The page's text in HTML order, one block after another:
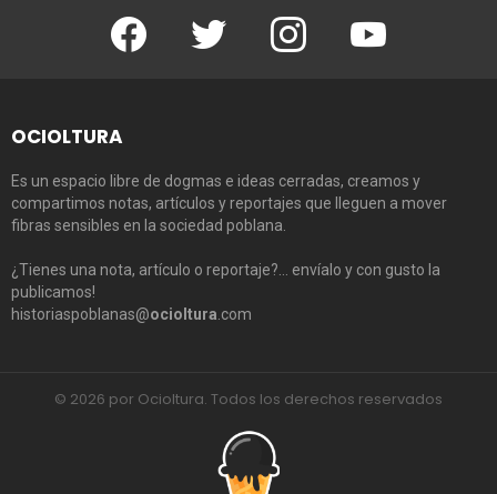
Facebook Twitter Instagram Youtube
OCIOLTURA
Es un espacio libre de dogmas e ideas cerradas, creamos y
compartimos notas, artículos y reportajes que lleguen a mover
fibras sensibles en la sociedad poblana.
¿Tienes una nota, artículo o reportaje?… envíalo y con gusto la
publicamos!
historiaspoblanas@ocioltura.com
© 2026 por Ocioltura. Todos los derechos reservados